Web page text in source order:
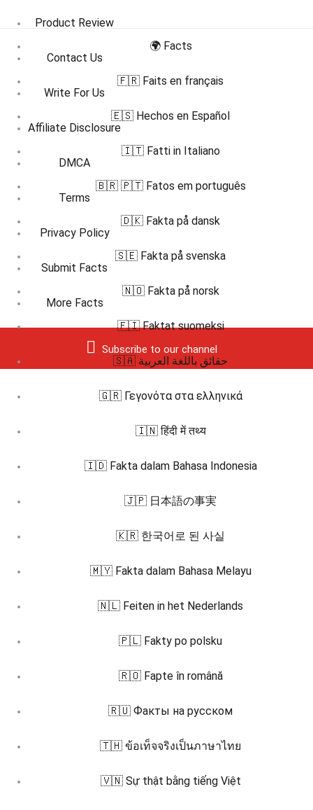
Product Review
Contact Us
Write For Us
Affiliate Disclosure
DMCA
Terms
Privacy Policy
Submit Facts
More Facts
Subscribe to our channel
🌍 Facts
🇫🇷 Faits en français
🇪🇸 Hechos en Español
🇮🇹 Fatti in Italiano
🇧🇷 🇵🇹 Fatos em português
🇩🇰 Fakta på dansk
🇸🇪 Fakta på svenska
🇳🇴 Fakta på norsk
🇫🇮 Faktat suomeksi
🇸🇦 حقائق باللغة العربية
🇬🇷 Γεγονότα στα ελληνικά
🇮🇳 हिंदी में तथ्य
🇮🇩 Fakta dalam Bahasa Indonesia
🇯🇵 日本語の事実
🇰🇷 한국어로 된 사실
🇲🇾 Fakta dalam Bahasa Melayu
🇳🇱 Feiten in het Nederlands
🇵🇱 Fakty po polsku
🇷🇴 Fapte în română
🇷🇺 Факты на русском
🇹🇭 ข้อเท็จจริงเป็นภาษาไทย
🇻🇳 Sự thật bằng tiếng Việt